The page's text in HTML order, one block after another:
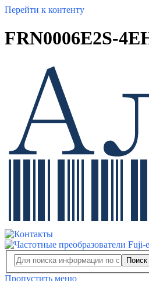
Перейти к контенту
FRN0006E2S-
Поиск
Пропустить меню